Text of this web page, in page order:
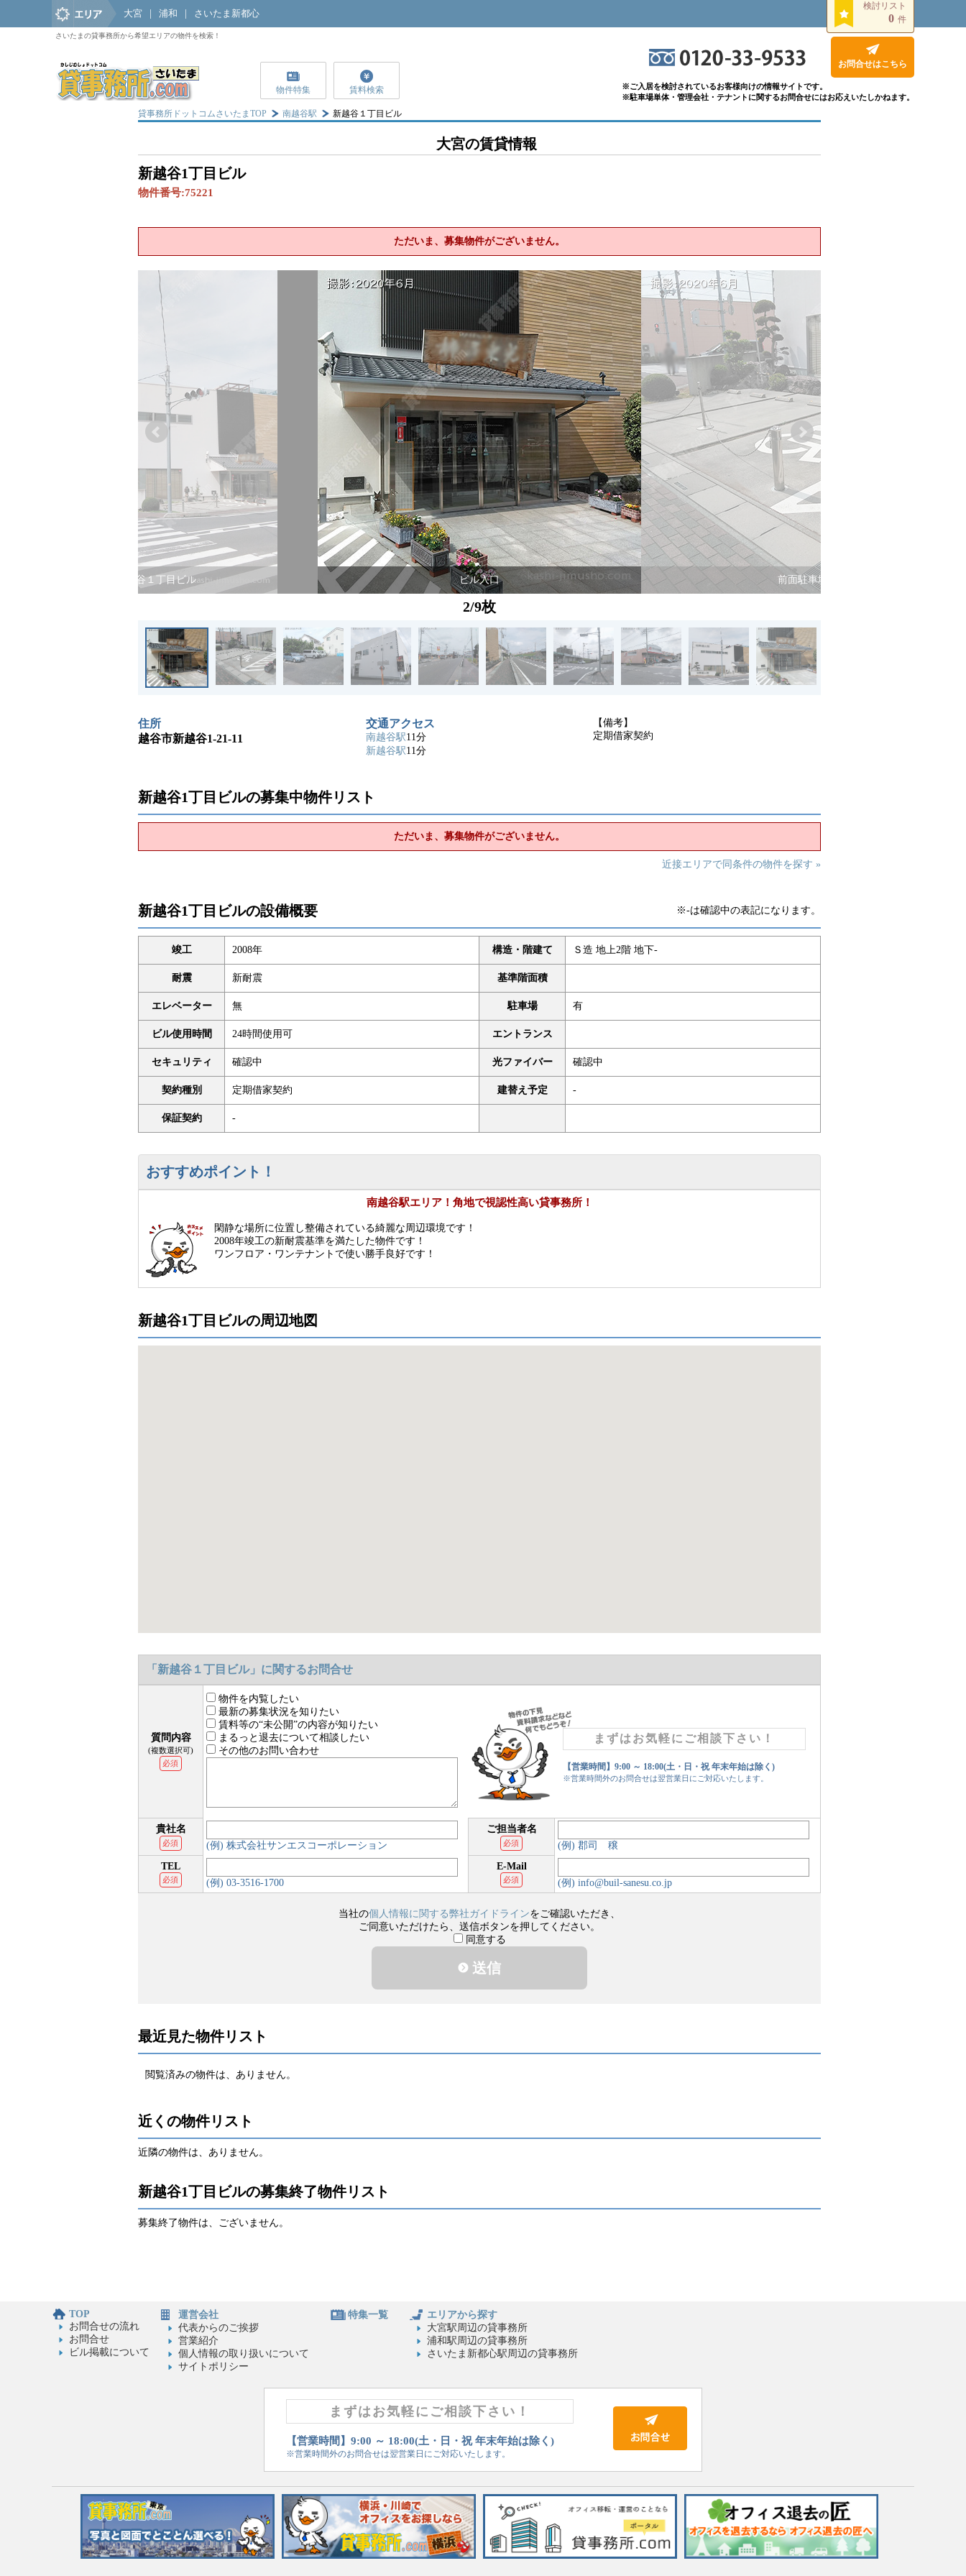
大宮 浦和 さいたま新都心
検討リスト
0 件
さいたまの貸事務所から希望エリアの物件を検索！
物件特集 賃料検索
お問合せはこちら
※ご入居を検討されているお客様向けの情報サイトです。
※駐車場単体・管理会社・テナントに関するお問合せにはお応えいたしかねます。
貸事務所ドットコムさいたまTOP 南越谷駅 新越谷１丁目ビル
大宮の賃貸情報
新越谷1丁目ビル
物件番号:75221
ただいま、募集物件がございません。
新越谷１丁目ビル ビル入口 前面駐車場
2/9枚
住所
越谷市新越谷1-21-11
交通アクセス
南越谷駅11分
新越谷駅11分
【備考】
定期借家契約
新越谷1丁目ビルの募集中物件リスト
ただいま、募集物件がございません。
近接エリアで同条件の物件を探す »
新越谷1丁目ビルの設備概要 ※-は確認中の表記になります。
竣工 2008年 構造・階建て Ｓ造 地上2階 地下-
耐震 新耐震 基準階面積
エレベーター 無 駐車場 有
ビル使用時間 24時間使用可 エントランス
セキュリティ 確認中 光ファイバー 確認中
契約種別 定期借家契約 建替え予定 -
保証契約 -
おすすめポイント！
南越谷駅エリア！角地で視認性高い貸事務所！
閑静な場所に位置し整備されている綺麗な周辺環境です！
2008年竣工の新耐震基準を満たした物件です！
ワンフロア・ワンテナントで使い勝手良好です！
新越谷1丁目ビルの周辺地図
「新越谷１丁目ビル」に関するお問合せ
質問内容
(複数選択可)
必須
物件を内覧したい
最新の募集状況を知りたい
賃料等の“未公開”の内容が知りたい
まるっと退去について相談したい
その他のお問い合わせ
まずはお気軽にご相談下さい！
【営業時間】9:00 ～ 18:00(土・日・祝 年末年始は除く)
※営業時間外のお問合せは翌営業日にご対応いたします。
貴社名
必須 (例) 株式会社サンエスコーポレーション
ご担当者名
必須
(例) 郡司 穣
TEL
必須 (例) 03-3516-1700
E-Mail
必須 (例) info@buil-sanesu.co.jp
当社の個人情報に関する弊社ガイドラインをご確認いただき、
ご同意いただけたら、送信ボタンを押してください。
同意する
送信
最近見た物件リスト
閲覧済みの物件は、ありません。
近くの物件リスト
近隣の物件は、ありません。
新越谷1丁目ビルの募集終了物件リスト
募集終了物件は、ございません。
TOP
お問合せの流れ
お問合せ
ビル掲載について
運営会社
代表からのご挨拶
営業紹介
個人情報の取り扱いについて
サイトポリシー
特集一覧
エリアから探す
大宮駅周辺の貸事務所
浦和駅周辺の貸事務所
さいたま新都心駅周辺の貸事務所
まずはお気軽にご相談下さい！
【営業時間】9:00 ～ 18:00(土・日・祝 年末年始は除く)
※営業時間外のお問合せは翌営業日にご対応いたします。